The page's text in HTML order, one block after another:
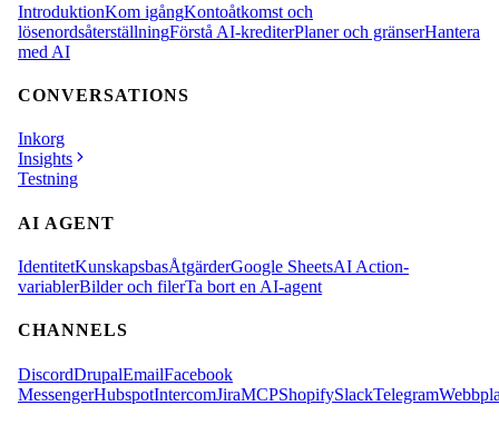
IntroduktionKom igångKontoåtkomst och
lösenordsåterställningFörstå AI-krediterPlaner och gränserHantera
med AI
CONVERSATIONS
Inkorg
Insights
Testning
AI AGENT
IdentitetKunskapsbasÅtgärderGoogle SheetsAI Action-
variablerBilder och filerTa bort en AI-agent
CHANNELS
DiscordDrupalEmailFacebook
MessengerHubspotIntercomJiraMCPShopifySlackTelegram